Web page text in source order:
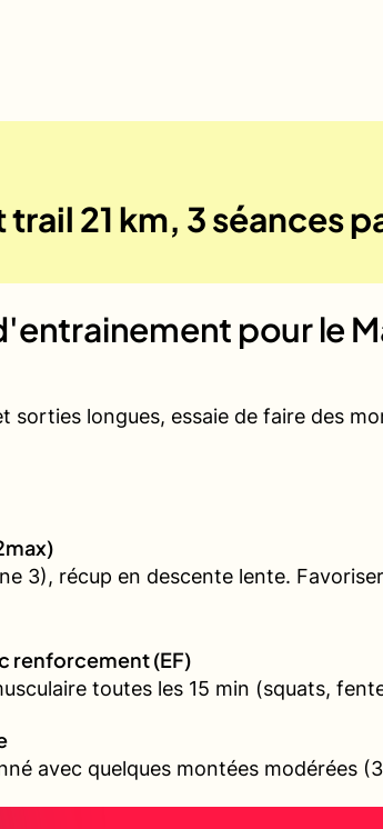
21 km, 3 séances
pour le
sorties longues, essaie de faire des
3), récup en descente lente.
renforcement (EF)
toutes les 15 min (squats,
avec quelques montées modérées